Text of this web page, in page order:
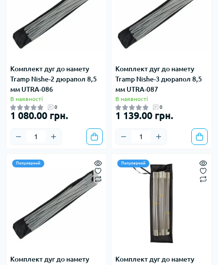
Комплект дуг до намету
Tramp Nishe-2 дюрапол 8,5
мм UTRA-086
В наявності
0
1 080.00 грн.
Комплект дуг до намету
Tramp Nishe-3 дюрапол 8,5
мм UTRA-087
В наявності
0
1 139.00 грн.
Популярний
Комплект дуг до намету
Популярний
Комплект дуг до намету